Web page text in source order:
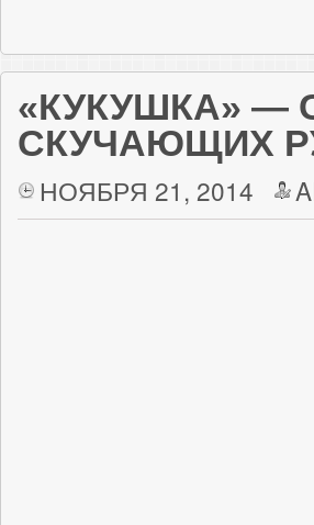
«КУКУШКА» —
СКУЧАЮЩИХ
НОЯБРЯ 21, 2014